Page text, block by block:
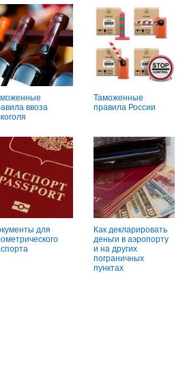
ввоза
Таможенные
правила России
для
Как декларировать
деньги в аэропорту
и на других
пограничных
пунктах